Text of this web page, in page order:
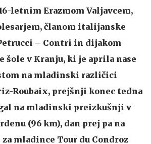
letnim Erazmom Valjavcem,
članom italijanske
– Contri in dijakom
šole v Kranju, ki je aprila nase
na mladinski različici
Roubaix, prejšnji konec tedna
na mladinski preizkušnji v
(96 km), dan prej pa na
mladince Tour du Condroz